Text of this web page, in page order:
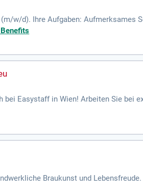
w/d). Ihre Aufgaben: Aufmerksames
Gastronomie!
Easystaff in Wien! Arbeiten Sie bei
– jetzt bewerben!
Braukunst und Lebensfreude.
spürt.